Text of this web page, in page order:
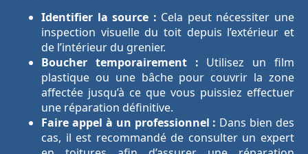
Identifier la source : Cela peut nécessiter une
inspection visuelle du toit depuis l’extérieur et
de l’intérieur du grenier.
Boucher temporairement : Utilisez un film
plastique ou une bâche pour couvrir la zone
affectée jusqu’à ce que vous puissiez effectuer
une réparation définitive.
Faire appel à un professionnel : Dans bien des
cas, il est recommandé de consulter un expert